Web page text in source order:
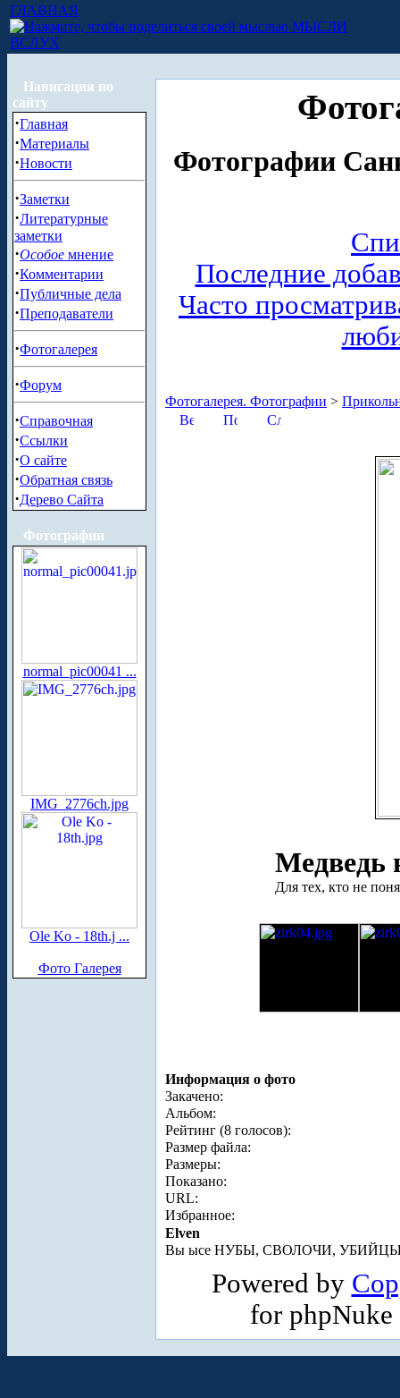
ГЛАВНАЯ
МЫСЛИ
ВСЛУХ
Навигация по
сайту
·Главная
·Материалы
·Новости
·Заметки
·Литературные
заметки
·Особое мнение
·Комментарии
·Публичные дела
·Преподаватели
·Фотогалерея
·Форум
·Справочная
·Ссылки
·О сайте
·Обратная связь
·Дерево Сайта
Фотографии
normal_pic00041 ...
IMG_2776ch.jpg
Ole Ko - 18th.j ...
Фото Галерея
Фотографии
Последние
Часто
Фотогалерея. Фотографии >
Медведь
Для тех, кто не
Информация о фото
Закачено:
Альбом:
Рейтинг (8 голосов):
Размер файла:
Размеры:
Показано:
URL:
Избранное:
Elven
Вы ысе НУБЫ, СВОЛОЧИ, УБИЙЦЫ...
Powered by
for